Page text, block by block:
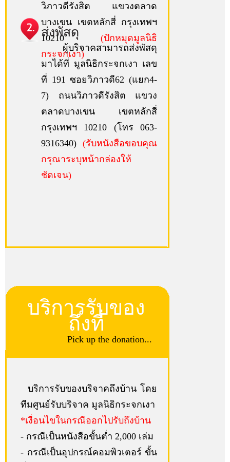
วิภาวดีรังสิต แขวงตลาด
บางเขน เขตหลักสี่ กรุงเทพฯ
10210 (ปักหมุดมูลนิธิ
กระจกเงา)
ส่งพัสดุ
ผู้บริจาคสามารถส่งพัสดุ
มาได้ที่ มูลนิธิกระจกเงา เลข
ที่ 191 ซอยวิภาวดี62 (แยก4-
7) ถนนวิภาวดีรังสิต แขวง
ตลาดบางเขน เขตหลักสี่
กรุงเทพฯ 10210 (โทร 063-
9316340) (รับหนังสือขอบคุณ
กรุณาระบุหน้ากล่องให้
ชัดเจน)
บริการรับของ
ถึงที่
Pick up the donation...
บริการรับของบริจาคถึงบ้าน โดย
ทีมศูนย์รับบริจาค มูลนิธิกระจกเงา
*เงื่อนไขในกรณีออกไปรับถึงบ้าน
- กรณีเป็นหนังสือขั้นต่ำ 2,000 เล่ม
- กรณีเป็นอุปกรณ์คอมพิวเตอร์ ขั้น